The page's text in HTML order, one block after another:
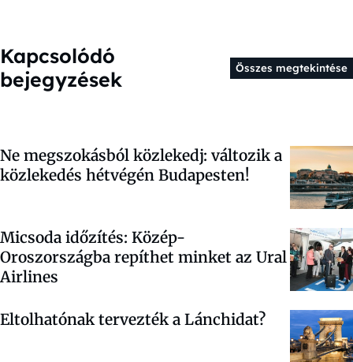
Kapcsolódó
bejegyzések
Összes megtekintése
Ne megszokásból közlekedj: változik a
közlekedés hétvégén Budapesten!
Micsoda időzítés: Közép-
Oroszországba repíthet minket az Ural
Airlines
Eltolhatónak tervezték a Lánchidat?